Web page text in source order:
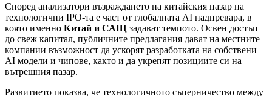
Според анализатори възраждането на китайския пазар на
технологични IPO-та е част от глобалната AI надпревара, в
която именно Китай и САЩ задават темпото. Освен достъп
до свеж капитал, публичните предлагания дават на местните
компании възможност да ускорят разработката на собствени
AI модели и чипове, както и да укрепят позициите си на
вътрешния пазар.
Развитието показва, че технологичното съперничество между